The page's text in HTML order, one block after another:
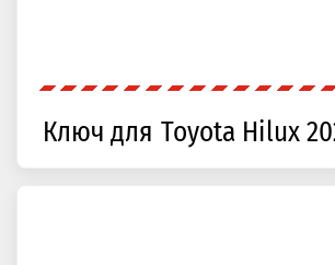
Ключ для Toyota Hilux